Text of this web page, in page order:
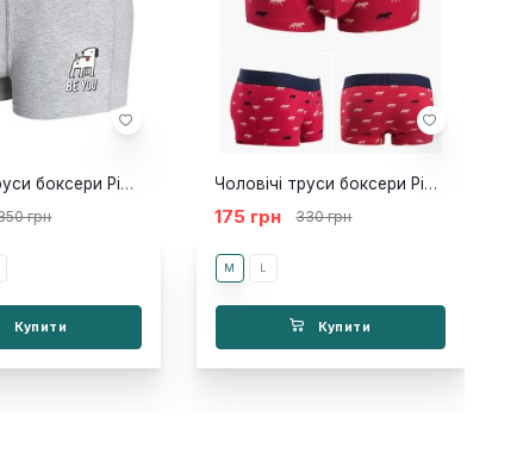
Чоловічі труси боксери Pink Hero Be You
грн
Купити
Чоловічі труси боксери Pink Hero Wolf
175 грн 330 грн
M L
Купити